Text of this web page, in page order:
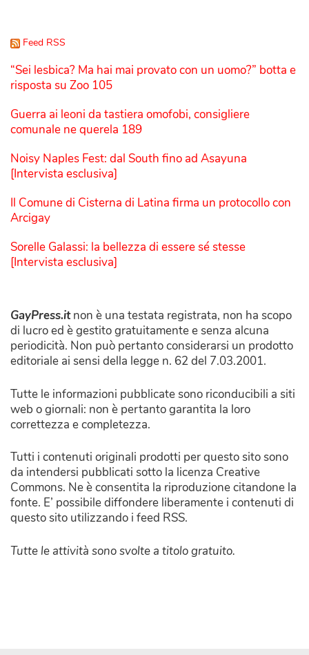
Feed RSS
“Sei lesbica? Ma hai mai provato con un uomo?” botta e
risposta su Zoo 105
Guerra ai leoni da tastiera omofobi, consigliere
comunale ne querela 189
Noisy Naples Fest: dal South fino ad Asayuna
[Intervista esclusiva]
Il Comune di Cisterna di Latina firma un protocollo con
Arcigay
Sorelle Galassi: la bellezza di essere sé stesse
[Intervista esclusiva]
GayPress.itnon è una testata registrata, non ha scopo
di lucro ed è gestito gratuitamente e senza alcuna
periodicità. Non può pertanto considerarsi un prodotto
editoriale ai sensi della legge n. 62 del 7.03.2001.
Tutte le informazioni pubblicate sono riconducibili a siti
web o giornali: non è pertanto garantita la loro
correttezza e completezza.
Tutti i contenuti originali prodotti per questo sito sono
da intendersi pubblicati sotto la licenza Creative
Commons. Ne è consentita la riproduzione citandone la
fonte. E’ possibile diffondere liberamente i contenuti di
questo sito utilizzando i feed RSS.
Tutte le attività sono svolte a titolo gratuito.